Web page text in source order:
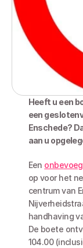
Heeft u een
een
Enschede?
aan u
Een
op voor het
centrum van
handhaving
De boete
104.00